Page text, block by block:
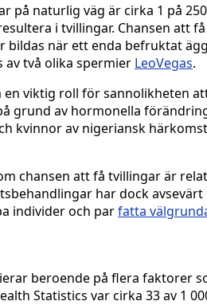
på naturlig väg är cirka 1 på
i tvillingar. Chansen att
bildas när ett enda befruktat
av två olika spermier LeoVegas.
viktig roll för sannolikheten
grund av hormonella
kvinnor av nigeriansk
chansen att få tvillingar är
har dock
individer och parfatta
beroende på flera faktorer
Statistics var cirka 33 av 1